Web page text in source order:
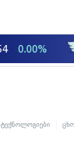
ტექნოლოგიები